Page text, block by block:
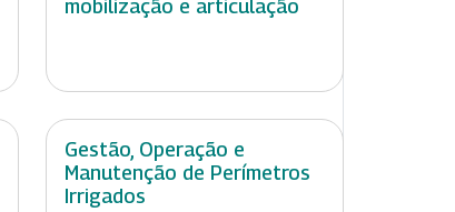
mobilização e articulação
Gestão, Operação e
Manutenção de Perímetros
Irrigados